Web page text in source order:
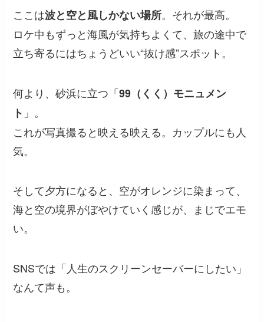
ここは波と空と風しかない場所。それが最高。
ロケ中もずっと海風が気持ちよくて、旅の途中で
立ち寄るにはちょうどいい“抜け感”スポット。
何より、砂浜に立つ「99（くく）モニュメン
ト 」。
これが写真撮ると映える映える。カップルにも人
気。
そして夕方になると、空がオレンジに染まって、
海と空の境界がぼやけていく感じが、まじでエモ
い。
SNSでは「人生のスクリーンセーバーにしたい」
なんて声も。